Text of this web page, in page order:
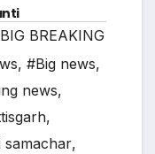
BREAKING
, #Big news,
news,
,
samachar,